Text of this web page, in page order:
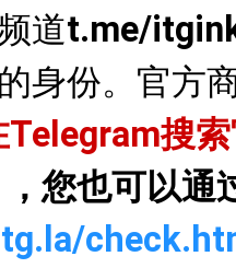
道t.me/
身份。官方
搜
，您也可以通